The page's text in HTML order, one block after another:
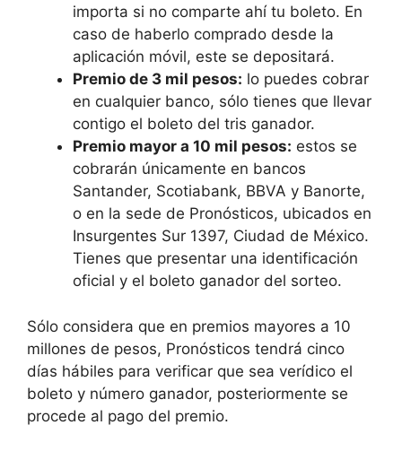
importa si no comparte ahí tu boleto. En
caso de haberlo comprado desde la
aplicación móvil, este se depositará.
Premio de 3 mil pesos: lo puedes cobrar
en cualquier banco, sólo tienes que llevar
contigo el boleto del tris ganador.
Premio mayor a 10 mil pesos: estos se
cobrarán únicamente en bancos
Santander, Scotiabank, BBVA y Banorte,
o en la sede de Pronósticos, ubicados en
Insurgentes Sur 1397, Ciudad de México.
Tienes que presentar una identificación
oficial y el boleto ganador del sorteo.
Sólo considera que en premios mayores a 10
millones de pesos, Pronósticos tendrá cinco
días hábiles para verificar que sea verídico el
boleto y número ganador, posteriormente se
procede al pago del premio.